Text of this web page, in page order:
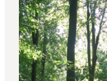
Where to stay